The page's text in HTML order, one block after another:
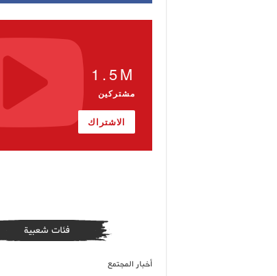
1.5M
مشتركين
الاشتراك
فئات شعبية
أخبار المجتمع